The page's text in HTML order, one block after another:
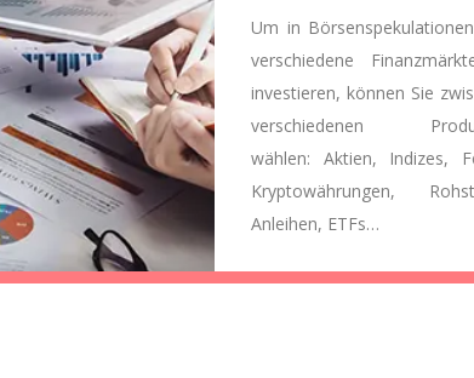
Um in
verschiedene
investieren, können Sie
verschiedenen
wählen: Aktien, Indizes,
Kryptowährungen,
Anleihen, ETFs…